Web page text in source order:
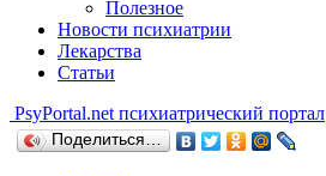
Полезное
Новости психиатрии
Лекарства
Статьи
PsyPortal.net психиатрический портал
Поделиться…